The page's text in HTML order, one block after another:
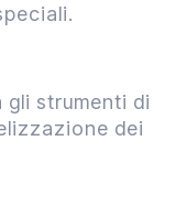
strumenti di
dei